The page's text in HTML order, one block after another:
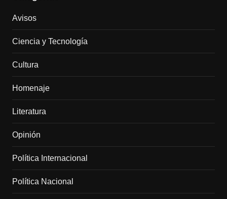
Avisos
Ciencia y Tecnología
Cultura
Homenaje
Literatura
Opinión
Política Internacional
Política Nacional